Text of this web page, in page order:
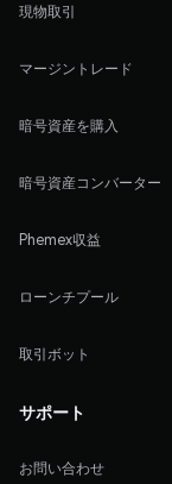
現物取引
マージントレード
暗号資産を購入
暗号資産コンバーター
Phemex収益
ローンチプール
取引ボット
サポート
お問い合わせ